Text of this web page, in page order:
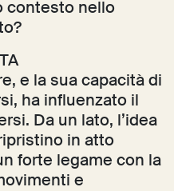
contesto nello
e la sua capacità di
ha influenzato il
Da un lato, l’idea
in atto
forte legame con la
e